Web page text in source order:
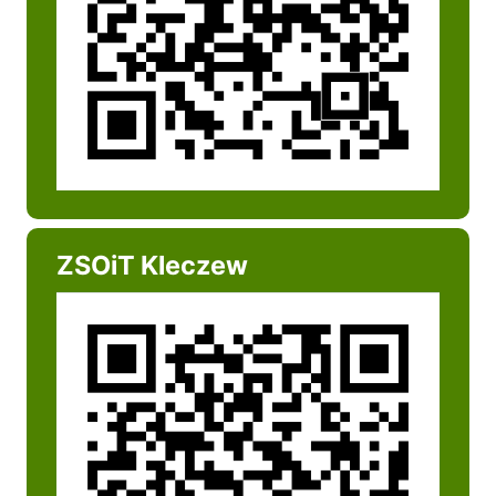
ZSOiT Kleczew